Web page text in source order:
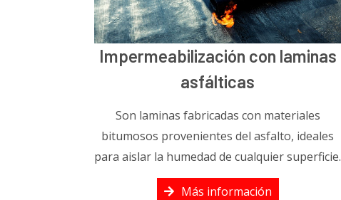
Impermeabilización con laminas
asfálticas
Son laminas fabricadas con materiales
bitumosos provenientes del asfalto, ideales
para aislar la humedad de cualquier superficie.
Más información